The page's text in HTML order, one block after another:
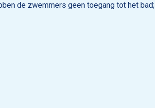
de zwemmers geen toegang tot het bad;